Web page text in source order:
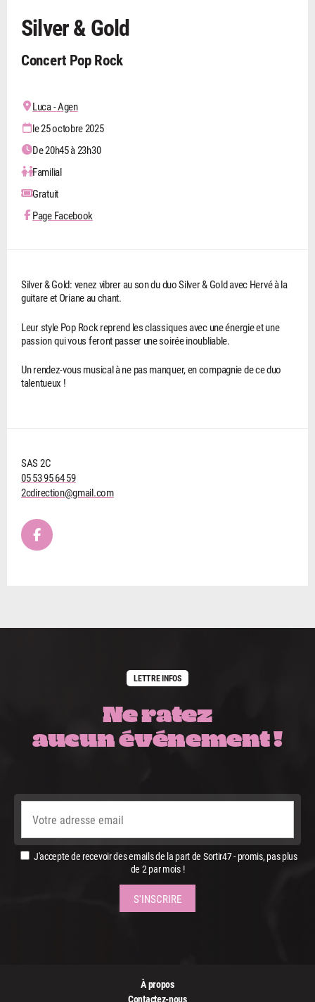
Silver & Gold
Concert Pop Rock
Luca - Agen
le 25 octobre 2025
De 20h45 à 23h30
Familial
Gratuit
Page Facebook
Silver & Gold: venez vibrer au son du duo Silver & Gold avec Hervé à la
guitare et Oriane au chant.
Leur style Pop Rock reprend les classiques avec une énergie et une
passion qui vous feront passer une soirée inoubliable.
Un rendez-vous musical à ne pas manquer, en compagnie de ce duo
talentueux !
SAS 2C
05 53 95 64 59
2cdirection@gmail.com
LETTRE INFOS
Ne ratez
aucun événement !
J'accepte de recevoir des emails de la part de Sortir47 - promis, pas plus
de 2 par mois !
À propos
Contactez-nous